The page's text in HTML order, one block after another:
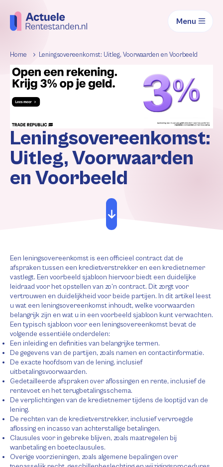
Menu
Home Leningsovereenkomst: Uitleg, Voorwaarden en Voorbeeld
Leningsovereenkomst:
Uitleg, Voorwaarden
en Voorbeeld
Een leningsovereenkomst is een officieel contract dat de
afspraken tussen een kredietverstrekker en een kredietnemer
vastlegt. Een voorbeeld sjabloon hiervoor biedt een duidelijke
leidraad voor het opstellen van zo’n contract. Dit zorgt voor
vertrouwen en duidelijkheid voor beide partijen. In dit artikel leest
u wat een leningsovereenkomst inhoudt, welke voorwaarden
belangrijk zijn en wat u in een voorbeeld sjabloon kunt verwachten.
Een typisch sjabloon voor een leningsovereenkomst bevat de
volgende essentiële onderdelen:
Een inleiding en definities van belangrijke termen.
De gegevens van de partijen, zoals namen en contactinformatie.
De exacte hoofdsom van de lening, inclusief
uitbetalingsvoorwaarden.
Gedetailleerde afspraken over aflossingen en rente, inclusief de
rentevoet en het terugbetalingsschema.
De verplichtingen van de kredietnemer tijdens de looptijd van de
lening.
De rechten van de kredietverstrekker, inclusief vervroegde
aflossing en incasso van achterstallige betalingen.
Clausules voor in gebreke blijven, zoals maatregelen bij
wanbetaling en boeteclausules.
Overige voorzieningen, zoals algemene bepalingen over